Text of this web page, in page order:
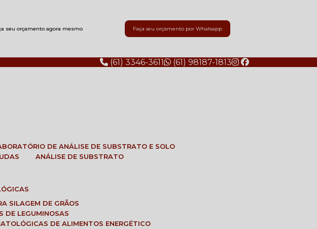
seu orçamento agora mesmo Faça seu orçamento por Whatsapp
(61) 3346-3611 (61) 98187-1813
DE ANÁLISE DE SUBSTRATO E SOLO
ANÁLISE DE SUBSTRATO
SILAGEM DE GRÃOS
DE LEGUMINOSAS
DE ALIMENTOS ENERGÉTICO